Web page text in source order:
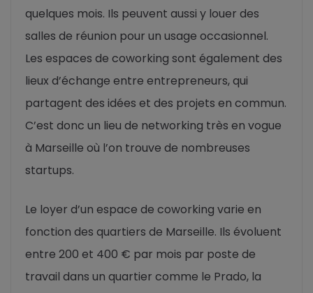
quelques mois. Ils peuvent aussi y louer des
salles de réunion pour un usage occasionnel.
Les espaces de coworking sont également des
lieux d’échange entre entrepreneurs, qui
partagent des idées et des projets en commun.
C’est donc un lieu de networking très en vogue
à Marseille où l’on trouve de nombreuses
startups.
Le loyer d’un espace de coworking varie en
fonction des quartiers de Marseille. Ils évoluent
entre 200 et 400 € par mois par poste de
travail dans un quartier comme le Prado, la